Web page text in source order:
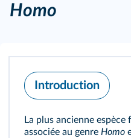
Homo
Introduction
La plus ancienne
associée au genre Homo